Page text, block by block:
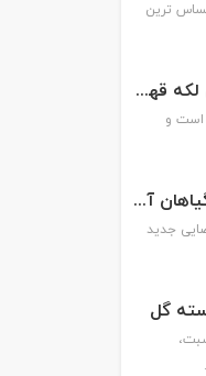
ترین
چرا برگ های گیاه آپارتمانی لکه قهوه ای می زنند؟
است و
علائم شوک جابه جایی در گیاهان آپارتمانی و روش درمان آن
جدید
گل